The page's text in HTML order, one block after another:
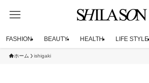
FASHION BEAUTY HEALTH LIFE STYLE
ホーム ishigaki